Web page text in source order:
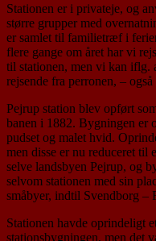
Stationen er i privateje, og
større grupper med
er samlet til familietræf i
flere gange om året har vi
til stationen, men vi kan iflg.
rejsende fra perronen, –
Pejrup station blev opført
banen i 1882. Bygningen er
pudset og malet hvid.
men disse er nu reduceret
selve landsbyen Pejrup, og
selvom stationen med sin
småbyer, indtil Svendborg –
Stationen havde oprindeligt
stationsbygningen, men det